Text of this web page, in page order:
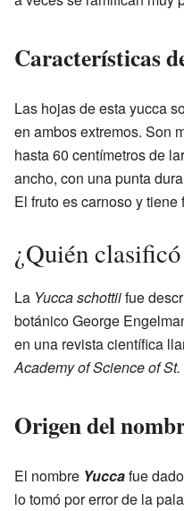
Características
Las hojas de esta yucca
en ambos extremos. Son
hasta 60 centímetros de
ancho, con una punta
El fruto es carnoso y tiene
¿Quién
La Yucca schottiifue
botánico George
en una revista científica
Academy of Science of
Origen del
El nombre Yuccafue
lo tomó por error de la